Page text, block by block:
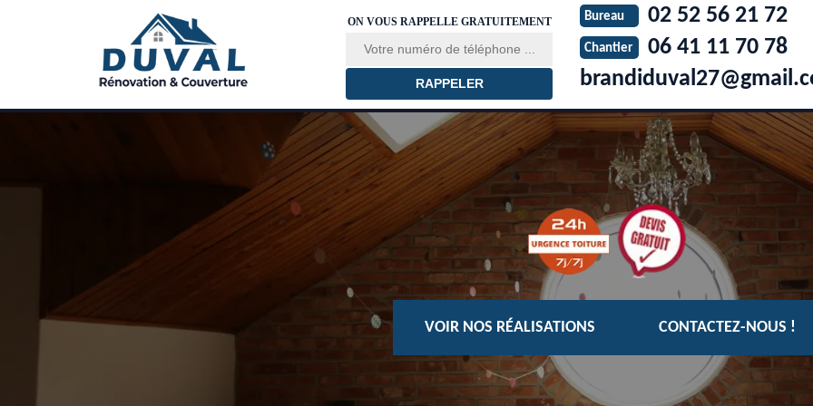
ON VOUS RAPPELLE GRATUITEMENT Bureau 02 52 56 21 72
Chantier
06 41 11 70 78
VOIR NOS RÉALISATIONS CONTACTEZ-NOUS !